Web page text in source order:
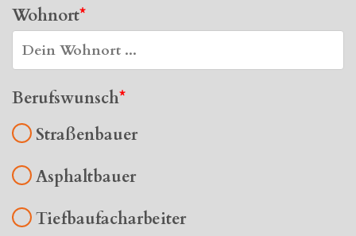
Wohnort
Berufswunsch
Straßenbauer
Asphaltbauer
Tiefbaufacharbeiter